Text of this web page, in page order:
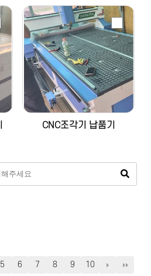
CNC조각기 납품기
5 6 7 8 9 10